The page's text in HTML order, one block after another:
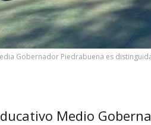
Gobernador Piedrabuena es
Medio